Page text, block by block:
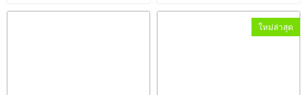
ใหม่ล่าสุด